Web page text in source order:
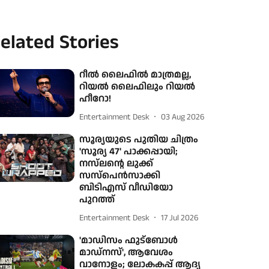
Stories
റീൽ ലൈഫിൽ മാത്രമല്ല,
റിയൽ ലൈഫിലും റിയൽ
ഹീറോ!
Entertainment Desk 03 Aug 2026
സൂര്യയുടെ പുതിയ ചിത്രം
'സൂര്യ 47' പാക്കപ്പായി;
നസ്‌ലന്റെ ലുക്ക്
സസ്പെൻസാക്കി
ബിടിഎസ് വീഡിയോ
പുറത്ത്
Entertainment Desk 17 Jul 2026
'മാഡിസം ഫുട്‌ബോള്‍
മാഡ്നസ്', ആവേശം
വാനോളം; ലോകകപ്പ് ആദ്യ